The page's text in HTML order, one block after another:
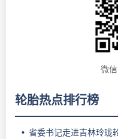
微
轮胎热点排行榜
省委书记走进吉林玲珑